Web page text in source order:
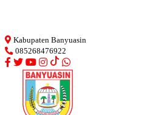
Kabupaten Banyuasin
085268476922